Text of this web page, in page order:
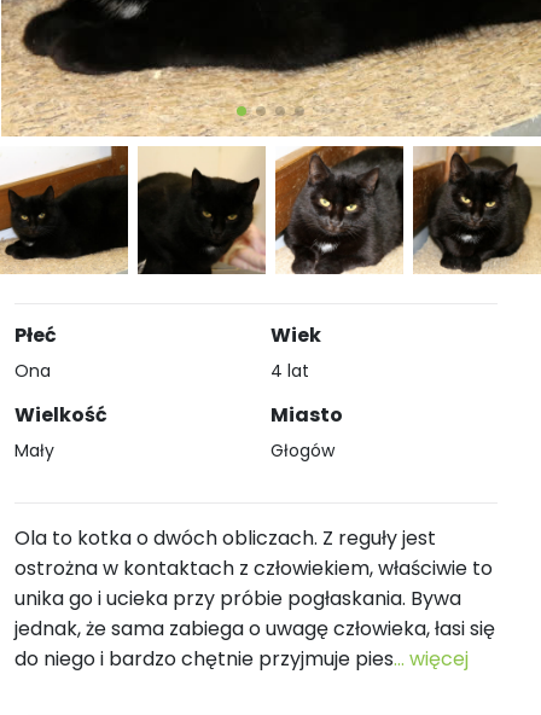
Płeć
Ona
Wielkość
Mały
Wiek
4 lat
Miasto
Głogów
Ola to kotka o dwóch obliczach. Z reguły jest
ostrożna w kontaktach z człowiekiem, właściwie to
unika go i ucieka przy próbie pogłaskania. Bywa
jednak, że sama zabiega o uwagę człowieka, łasi się
do niego i bardzo chętnie przyjmuje pies... więcej